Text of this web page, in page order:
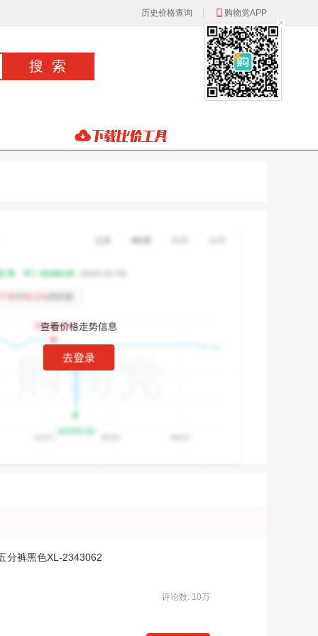
历史价格查询 购物党APP
分裤黑色XL-2343062
评论数: 10万